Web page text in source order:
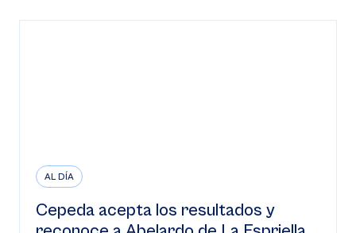
AL DÍA
Cepeda acepta los resultados y